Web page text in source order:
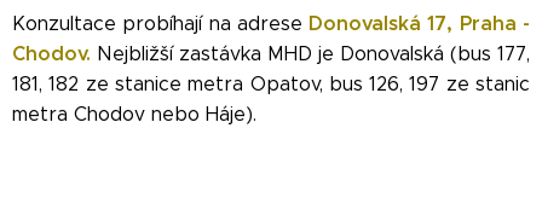
Konzultace probíhají na adrese Donovalská 17, Praha -
Chodov. Nejbližší zastávka MHD je Donovalská (bus 177,
181, 182 ze stanice metra Opatov, bus 126, 197 ze stanic
metra Chodov nebo Háje).